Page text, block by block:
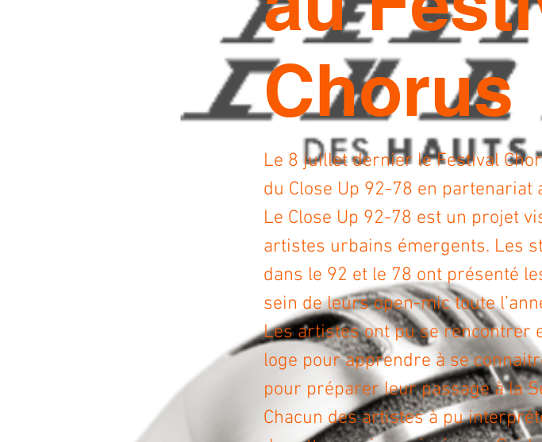
Chorus
Le 8 juillet dernier le Festival
du Close Up 92-78 en partenariat
Le Close Up 92-78 est un projet
artistes urbains émergents. Les
dans le 92 et le 78 ont présenté
sein de leurs open-mic toute
Les artistes ont pu se rencontrer
loge pour apprendre à se
pour préparer leur passage à la
Chacun des artistes à pu